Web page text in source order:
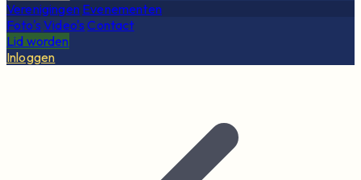
Verenigingen Evenementen
Foto's Video's Contact
Lid worden
Inloggen